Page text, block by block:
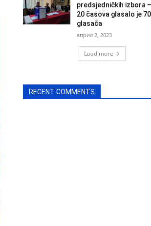
predsjedničkih izbora –
20 časova glasalo je
glasača
април 2, 2023
Load more
RECENT COMMENTS